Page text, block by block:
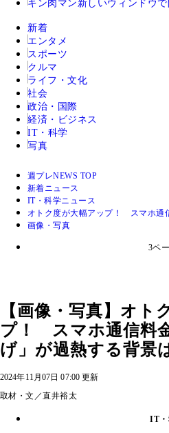
キン肉マン 新しいウィンドウで
新着
エンタメ
スポーツ
クルマ
ライフ・文化
社会
政治・国際
経済・ビジネス
IT・科学
写真
週プレNEWS TOP
新着ニュース
IT・科学ニュース
オトク度が大幅アップ！ スマホ通
画像・写真
3ペ
【画像・写真】オト
プ！ スマホ通信料
げ」が過熱する背景
2024年11月07日 07:00 更新
取材・文／直井裕太
IT・